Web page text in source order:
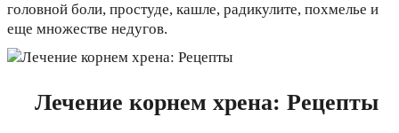
головной боли, простуде, кашле, радикулите, похмелье и
еще множестве недугов.
Лечение корнем хрена: Рецепты